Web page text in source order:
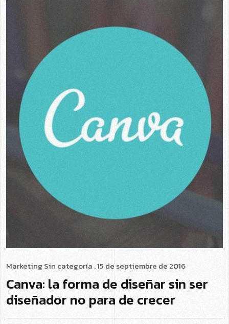
Marketing Sin categoría . 15 de septiembre de 2016
Canva: la forma de diseñar sin ser
diseñador no para de crecer